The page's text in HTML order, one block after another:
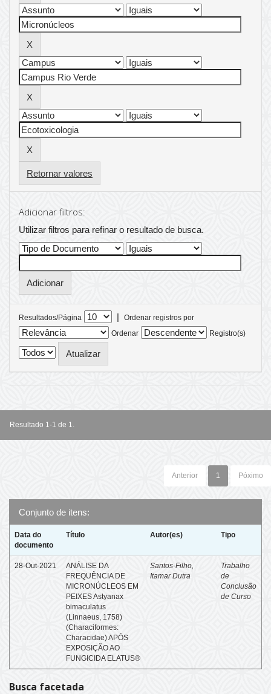
Retornar valores
Adicionar filtros:
Utilizar filtros para refinar o resultado de busca.
Resultados/Página |
Ordenar registros por
Ordenar
Registro(s)
Resultado 1-1 de 1.
Anterior 1 Póximo
Conjunto de itens:
Data do
documento
Título Autor(es) Tipo
28-Out-2021
ANÁLISE DA
FREQUÊNCIA DE
MICRONÚCLEOS EM
PEIXES Astyanax
bimaculatus
(Linnaeus, 1758)
(Characiformes:
Characidae) APÓS
EXPOSIÇÃO AO
FUNGICIDA ELATUS®
Santos-Filho,
Itamar Dutra
Trabalho
de
Conclusão
de Curso
Busca facetada